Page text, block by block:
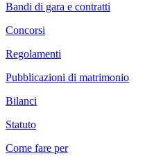
Bandi di gara e contratti
Concorsi
Regolamenti
Pubblicazioni di matrimonio
Bilanci
Statuto
Come fare per